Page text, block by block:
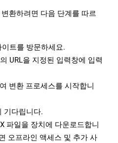
환하려면 다음 단계를 따르
이트를 방문하세요.
URL을 지정된 입력창에 입력
변환 프로세스를 시작합니
기다립니다.
파일을 장치에 다운로드합니
오프라인 액세스 및 추가 사